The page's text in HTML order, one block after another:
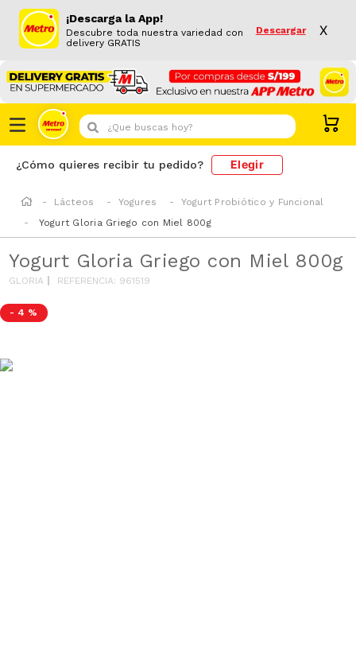
¡Descarga la App!
Descubre toda nuestra variedad con
delivery GRATIS
Descargar X
¿Que buscas hoy?
¿Cómo quieres recibir tu pedido? Elegir
Lácteos Yogures
Yogurt Probiótico y Funcional
Yogurt Gloria Griego con Miel 800g
Yogurt Gloria Griego con Miel 800g
GLORIA REFERENCIA: 961519
- 4 %